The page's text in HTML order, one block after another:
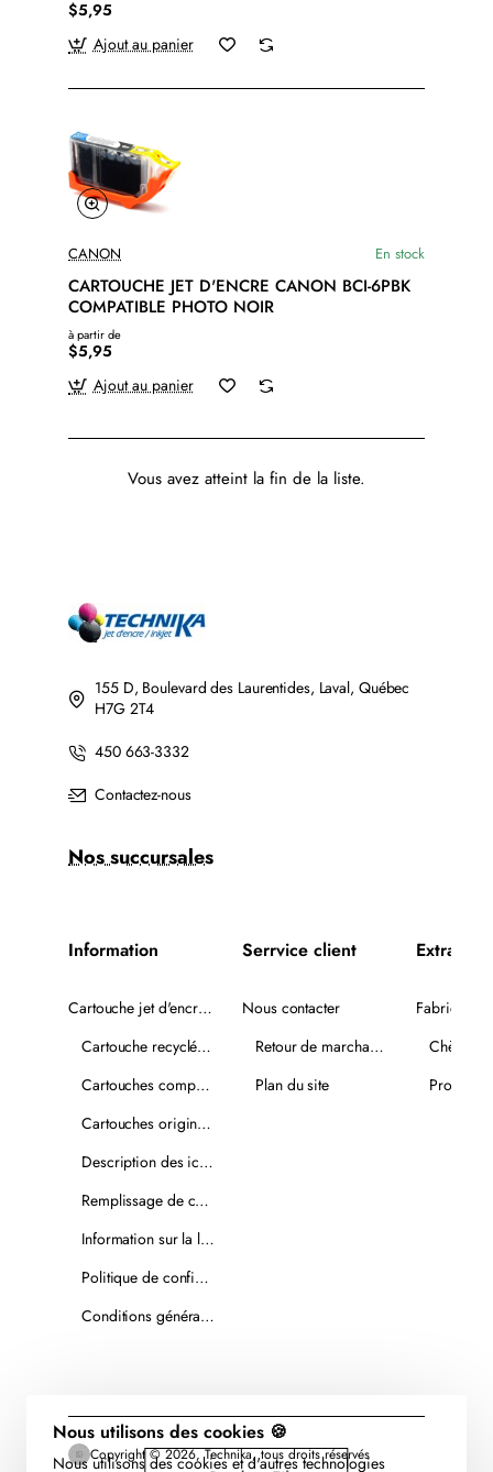
Nous utilisons des cookies 🍪
Nous utilisons des cookies et d'autres technologies
$5,95
Ajout au panier
CANON En stock
CARTOUCHE JET D'ENCRE CANON BCI-6PBK
COMPATIBLE PHOTO NOIR
à partir de
$5,95
Ajout au panier
Vous avez atteint la fin de la liste.
155 D, Boulevard des Laurentides, Laval, Québec
H7G 2T4
450 663-3332
Contactez-nous
Nos succursales
Information
Cartouche jet d'encre recyclée
Cartouche recyclée PLUS
Cartouches compatibles
Cartouches originales
Description des icônes
Remplissage de cartouches
Information sur la livraison
Politique de confidentialité
Conditions générales de vente
Serrvice client
Nous contacter
Retour de marchandise
Plan du site
Extra
Fabricants
Copyright © 2026, Technika, tous droits réservés